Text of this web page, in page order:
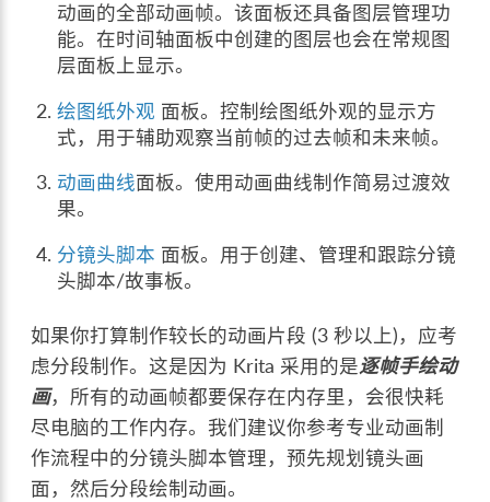
动画的全部动画帧。该面板还具备图层管理功
能。在时间轴面板中创建的图层也会在常规图
层面板上显示。
绘图纸外观 面板。控制绘图纸外观的显示方
式，用于辅助观察当前帧的过去帧和未来帧。
动画曲线面板。使用动画曲线制作简易过渡效
果。
分镜头脚本 面板。用于创建、管理和跟踪分镜
头脚本/故事板。
如果你打算制作较长的动画片段 (3 秒以上)，应考
虑分段制作。这是因为 Krita 采用的是逐帧手绘动
画，所有的动画帧都要保存在内存里，会很快耗
尽电脑的工作内存。我们建议你参考专业动画制
作流程中的分镜头脚本管理，预先规划镜头画
面，然后分段绘制动画。